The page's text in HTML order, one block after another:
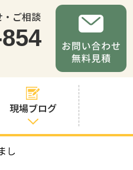
ご相談
現場ブログ
し